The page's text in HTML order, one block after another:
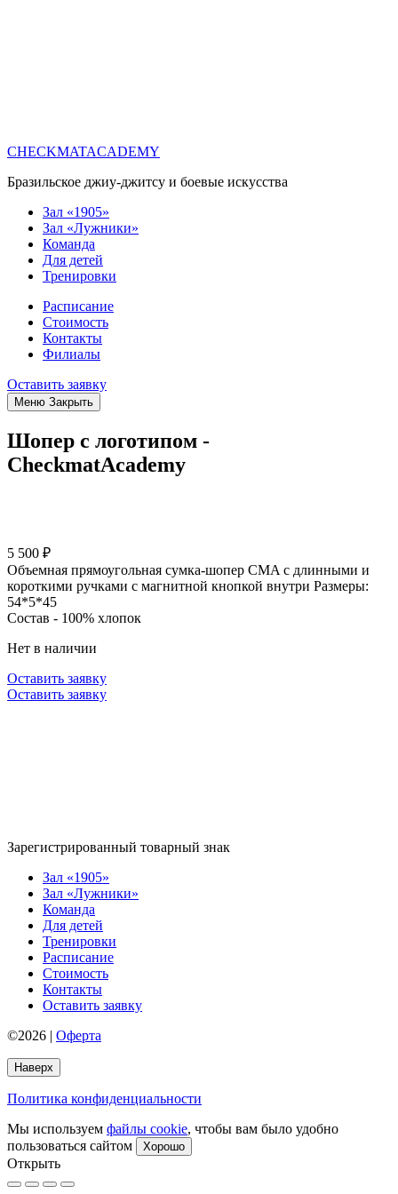
CHECKMATACADEMY
Бразильское джиу-джитсу и боевые искусства
Зал «1905»
Зал «Лужники»
Команда
Для детей
Тренировки
Расписание
Стоимость
Контакты
Филиалы
Оставить заявку
Меню Закрыть
Шопер с логотипом -
CheckmatAcademy
5 500 ₽
Объемная прямоугольная сумка-шопер CMA с длинными и
короткими ручками с магнитной кнопкой внутри Размеры:
54*5*45
Состав - 100% хлопок
Нет в наличии
Оставить заявку
Оставить заявку
Зарегистрированный товарный знак
Зал «1905»
Зал «Лужники»
Команда
Для детей
Тренировки
Расписание
Стоимость
Контакты
Оставить заявку
©2026 | Оферта
Наверх
Политика конфиденциальности
Мы используем файлы cookie, чтобы вам было удобно
пользоваться сайтом
Хорошо
Открыть